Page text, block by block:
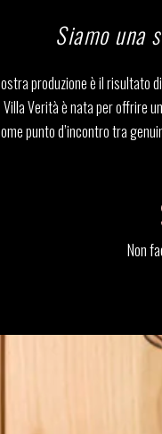
Siamo una
produzione è il risultato
Villa Verità è nata per
punto d’incontro tra
Non